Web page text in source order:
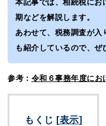
本記事では、相続税にお
期などを解説します。
あわせて、税務調査が入
も紹介しているので、ぜ
参考： 令和６事務年度にお
もくじ [表示]